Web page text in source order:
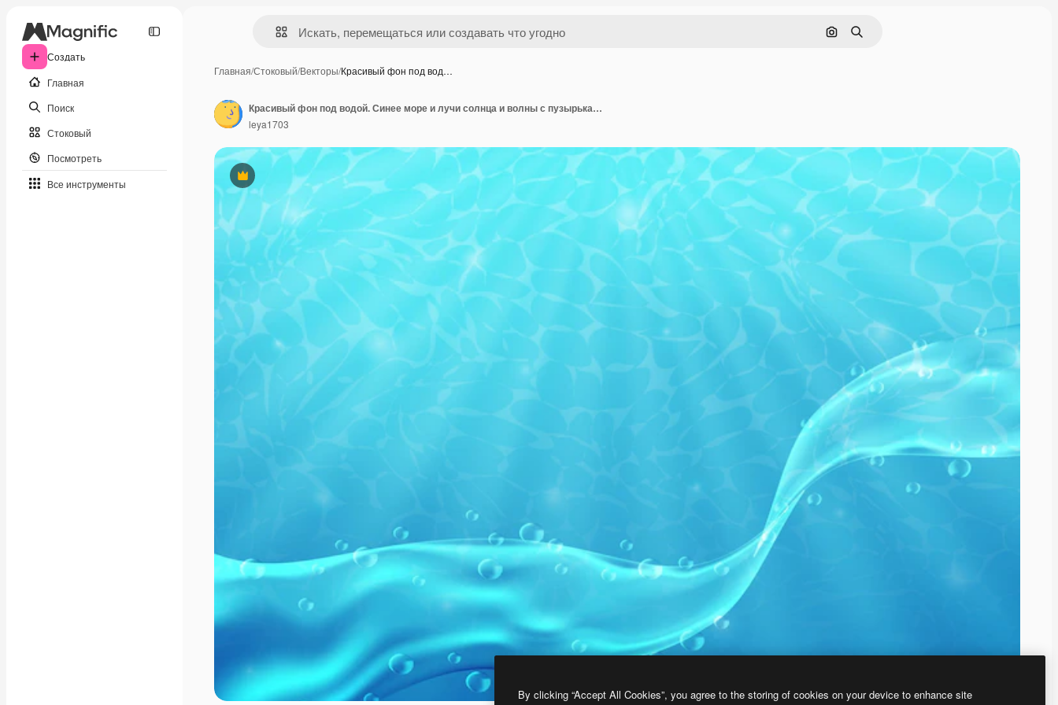
Создать
Главная
Поиск
Стоковый
Посмотреть
Все инструменты
Поиск по изображению
Поиск
Главная/Стоковый/Векторы/Красивый фон под вод…
Премиум
Красивый фон под водой. Синее море и лучи солнца и волны с пузырьками. Реалистичный стиль. Векторная иллюстрация.
leya1703
By clicking “Accept All Cookies”, you agree to the storing of cookies on your device to enhance site